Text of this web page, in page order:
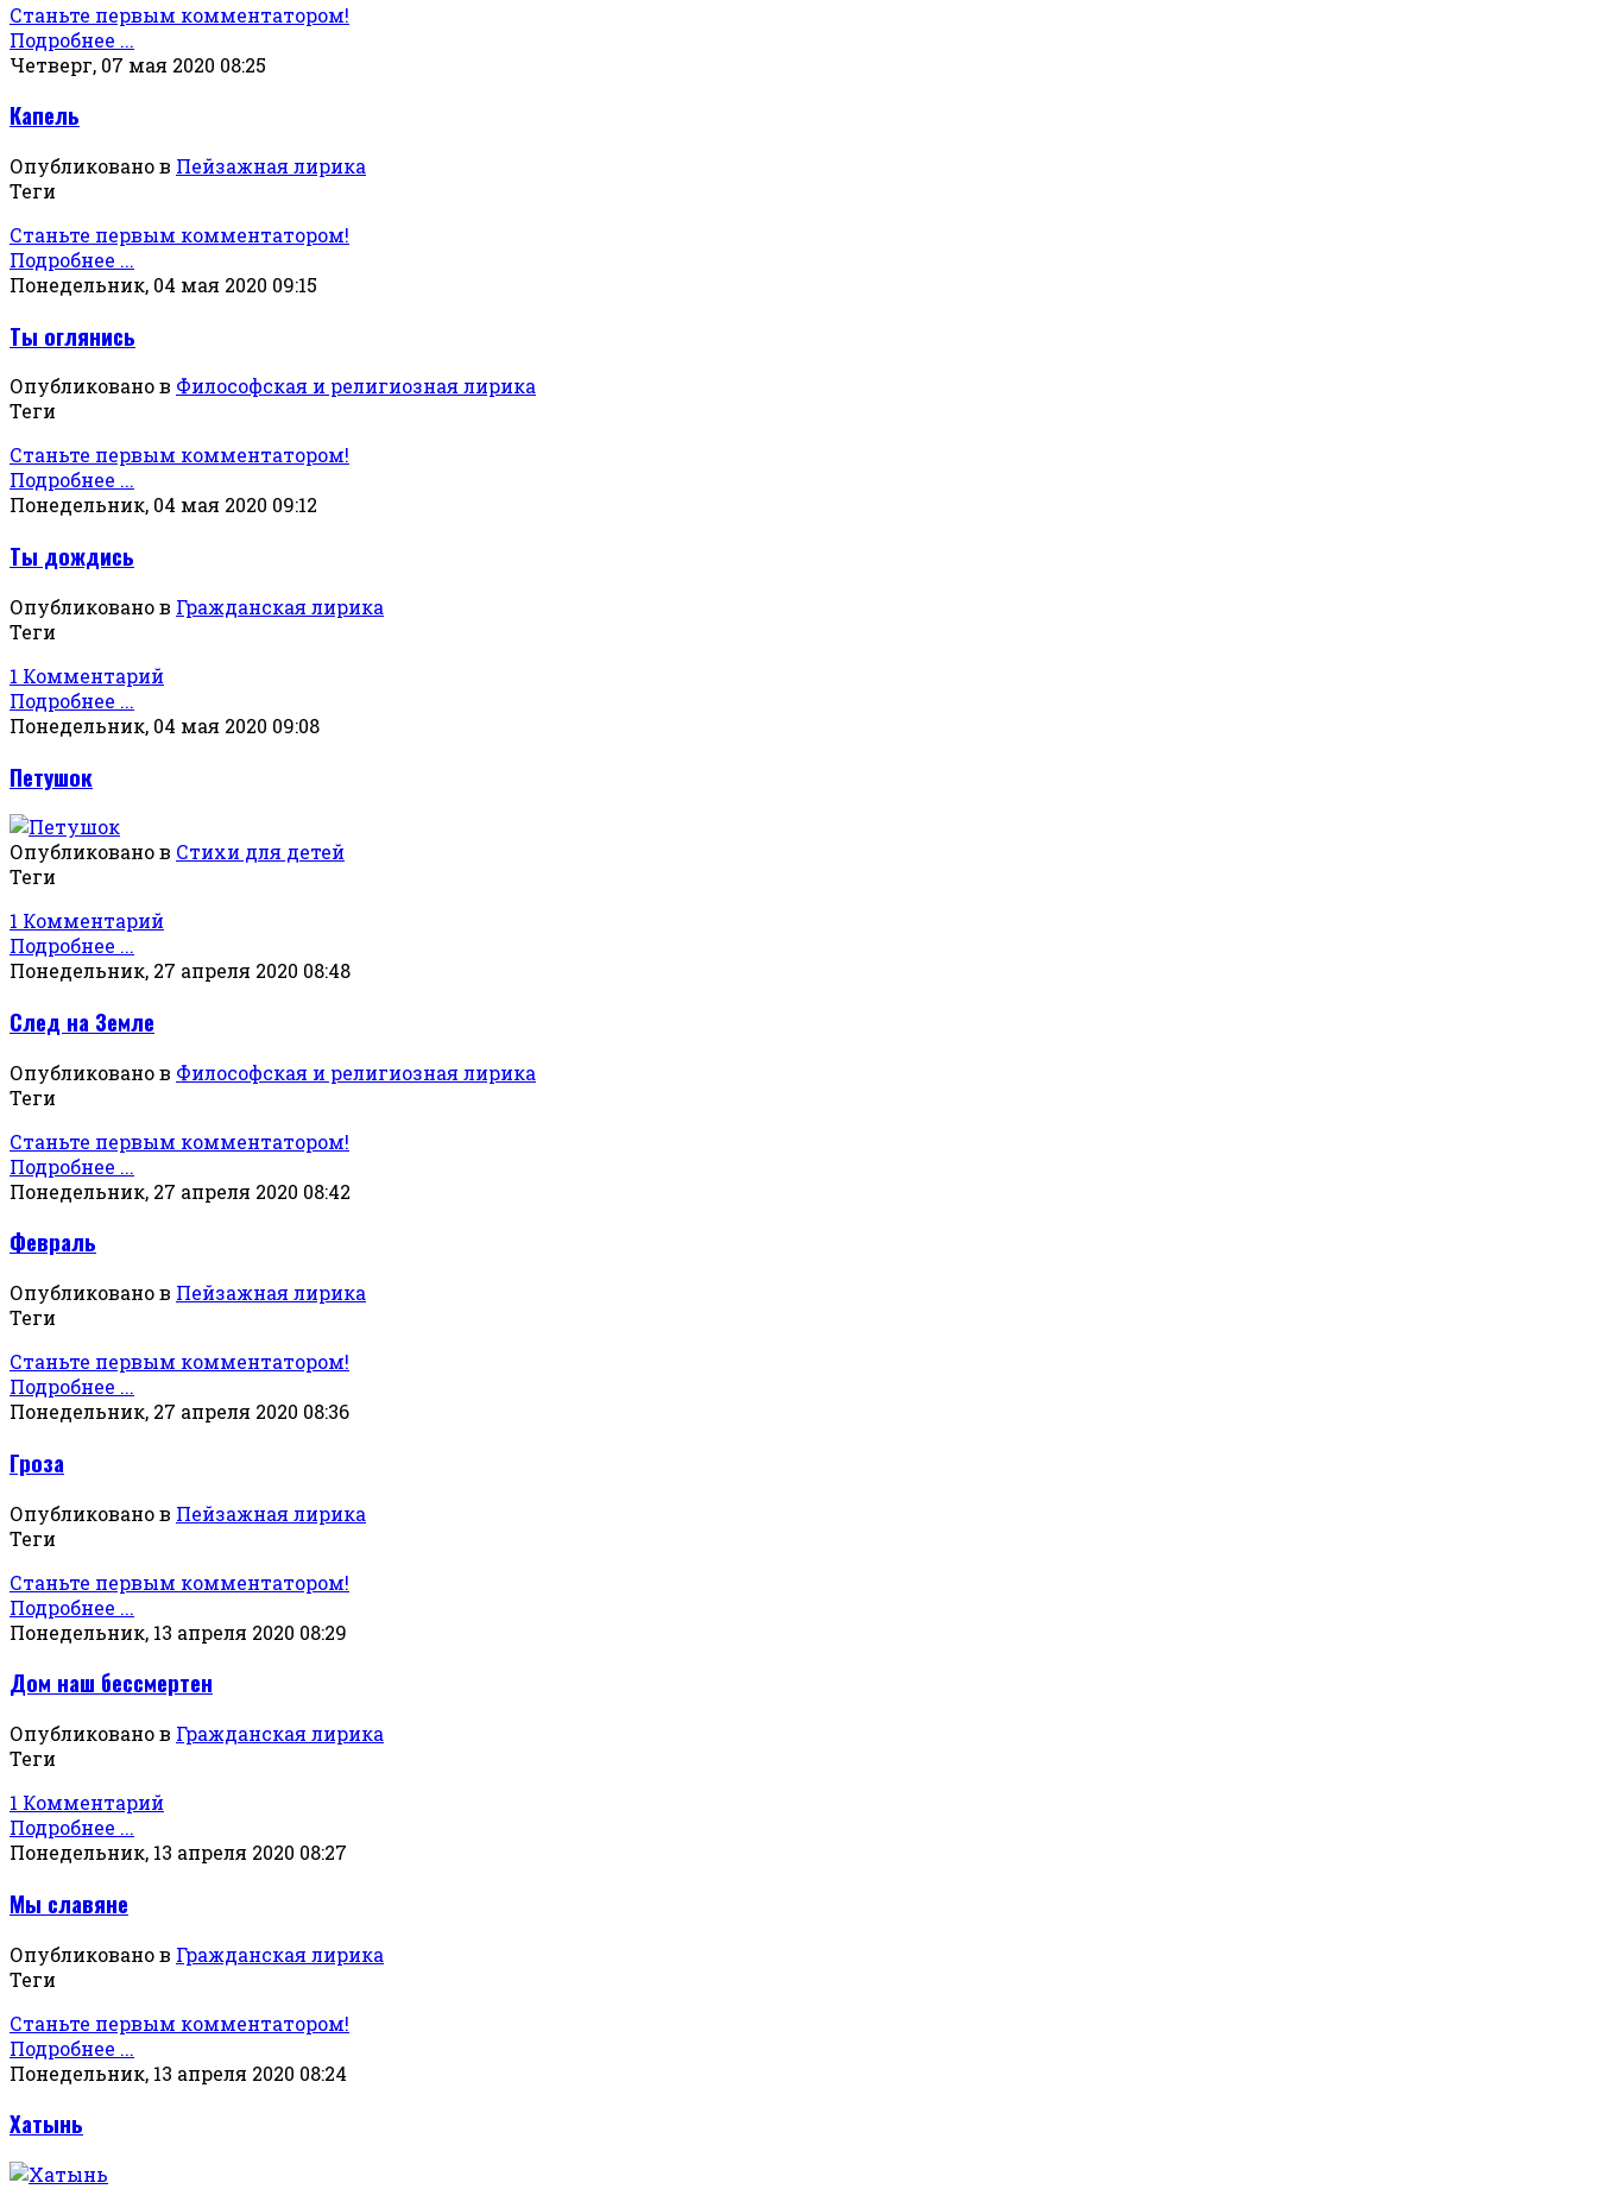
Станьте первым комментатором!
Подробнее ...
Четверг, 07 мая 2020 08:25
Капель
Опубликовано в Пейзажная лирика
Теги
Станьте первым комментатором!
Подробнее ...
Понедельник, 04 мая 2020 09:15
Ты оглянись
Опубликовано в Философская и религиозная лирика
Теги
Станьте первым комментатором!
Подробнее ...
Понедельник, 04 мая 2020 09:12
Ты дождись
Опубликовано в Гражданская лирика
Теги
1 Комментарий
Подробнее ...
Понедельник, 04 мая 2020 09:08
Петушок
Опубликовано в Стихи для детей
Теги
1 Комментарий
Подробнее ...
Понедельник, 27 апреля 2020 08:48
След на Земле
Опубликовано в Философская и религиозная лирика
Теги
Станьте первым комментатором!
Подробнее ...
Понедельник, 27 апреля 2020 08:42
Февраль
Опубликовано в Пейзажная лирика
Теги
Станьте первым комментатором!
Подробнее ...
Понедельник, 27 апреля 2020 08:36
Гроза
Опубликовано в Пейзажная лирика
Теги
Станьте первым комментатором!
Подробнее ...
Понедельник, 13 апреля 2020 08:29
Дом наш бессмертен
Опубликовано в Гражданская лирика
Теги
1 Комментарий
Подробнее ...
Понедельник, 13 апреля 2020 08:27
Мы славяне
Опубликовано в Гражданская лирика
Теги
Станьте первым комментатором!
Подробнее ...
Понедельник, 13 апреля 2020 08:24
Хатынь